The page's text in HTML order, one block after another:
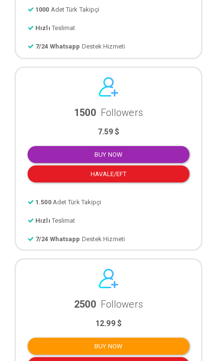
1000 Adet Türk Takipçi
Hızlı Teslimat
7/24 Whatsapp Destek Hizmeti
1500 Followers
7.59 $
BUY NOW
HAVALE/EFT
1.500 Adet Türk Takipçi
Hızlı Teslimat
7/24 Whatsapp Destek Hizmeti
2500 Followers
12.99 $
BUY NOW